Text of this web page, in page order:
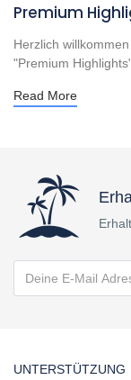
Premium
Herzlich
"Premium Highlights"
Read More
UNTERSTÜTZUNG